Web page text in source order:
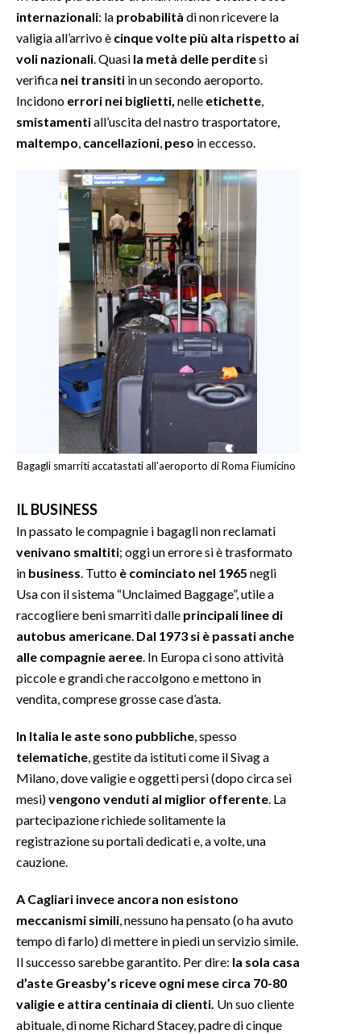
internazionali: la probabilità di non ricevere la
valigia all’arrivo è cinque volte più alta rispetto ai
voli nazionali . Quasi la metà delle perditesi
verifica nei transiti in un secondo aeroporto.
Incidono errori nei biglietti, nelle etichette
smistamentiall’uscita del nastro trasportatore,
maltempo cancellazioni peso in eccesso.
Bagagli smarriti accatastati all'aeroporto di Roma Fiumicino
IL BUSINESS
In passato le compagnie i bagagli non reclamati
venivano smaltiti; oggi un errore si è trasformato
in business . Tutto è cominciato nel 1965 negli
Usa con il sistema “Unclaimed Baggage”, utile a
raccogliere beni smarriti dalle principali linee di
autobus americane Dal 1973 si è passati anche
alle compagnie aeree . In Europa ci sono attività
piccole e grandi che raccolgono e mettono in
vendita, comprese grosse case d’asta.
In Italia le aste sono pubbliche , spesso
telematiche , gestite da istituti come il Sivag a
Milano, dove valigie e oggetti persi (dopo circa sei
mesi)vengono venduti al miglior offerente . La
partecipazione richiede solitamente la
registrazione su portali dedicati e, a volte, una
cauzione.
A Cagliari invece ancora non esistono
meccanismi simili , nessuno ha pensato (o ha avuto
tempo di farlo) di mettere in piedi un servizio simile.
Il successo sarebbe garantito. Per dire: la sola casa
d’aste Greasby’s riceve ogni mese circa 70-80
valigie e attira centinaia di clienti. Un suo cliente
abituale, di nome Richard Stacey, padre di cinque